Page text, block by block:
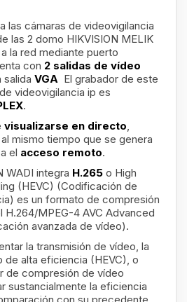
las cámaras de videovigilancia
las 2 domo HIKVISION MELIK
la red mediante puerto
con 2 salidas de vídeo
salida VGA El grabador de este
videovigilancia ip es
.
visualizarse en directo,
al mismo tiempo que se genera
el acceso remoto.
WADI integra H.265 o High
(HEVC)​ (Codificación de
es un formato de compresión
MPEG-4 AVC Advanced
avanzada de vídeo).
la transmisión de vídeo, la
alta eficiencia (HEVC), o
de compresión de vídeo
sustancialmente la eficiencia